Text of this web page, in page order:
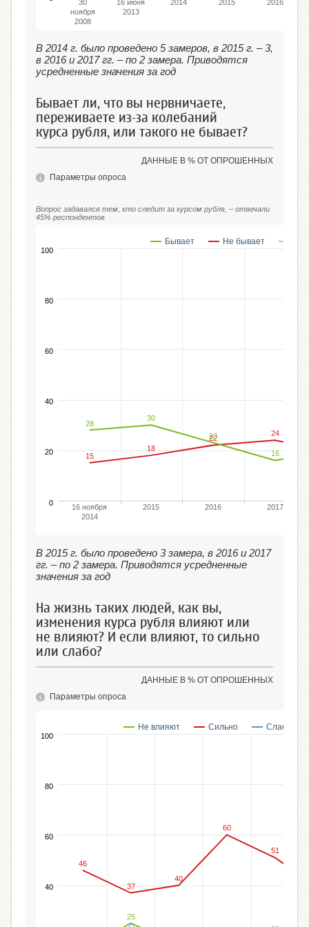
30
ноября
2008
16 июня
2013
2014 2015 2016
В 2014 г. было проведено 5 замеров, в 2015 г. – 3,
в 2016 и 2017 гг. – по 2 замера. Приводятся
усредненные значения за год
Бывает ли, что вы нервничаете,
переживаете из-за колебаний
курса рубля, или такого не бывает?
ДАННЫЕ В % ОТ ОПРОШЕННЫХ
Параметры опроса
Вопрос задавался тем, кто следит за курсом рубля, – отвечали
45% респондентов
15
18
22
24
28
30
23
16
Бывает Не бывает
16 ноября
2014
2015 2016 2017
0
20
40
60
80
100
В 2015 г. было проведено 3 замера, в 2016 и 2017
гг. – по 2 замера. Приводятся усредненные
значения за год
На жизнь таких людей, как вы,
изменения курса рубля влияют или
не влияют? И если влияют, то сильно
или слабо?
ДАННЫЕ В % ОТ ОПРОШЕННЫХ
Параметры опроса
46
37
40
60
51
25
Не влияют Сильно Слабо
40
60
80
100